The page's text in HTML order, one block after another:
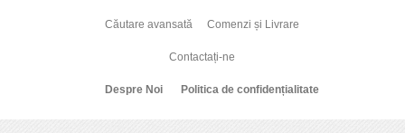
Căutare avansată Comenzi și Livrare
Contactați-ne
Despre Noi Politica de confidențialitate